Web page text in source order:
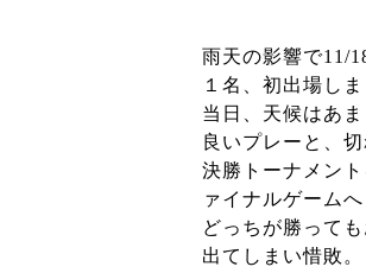
雨天の影響で11/
１名、初出場しま
当日、天候はあ
良いプレーと、
決勝トーナメン
ァイナルゲームへ
どっちが勝って
出てしまい惜敗。